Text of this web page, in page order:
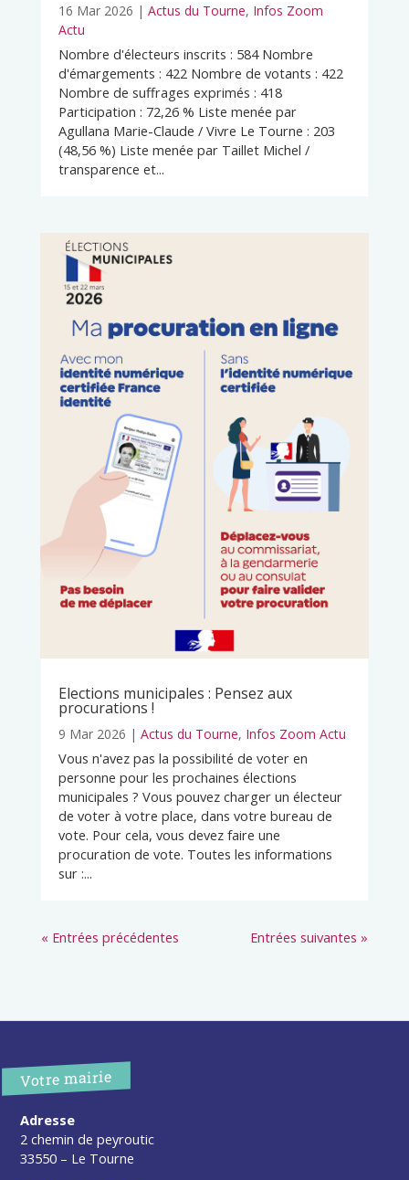
16 Mar 2026 | Actus du Tourne, Infos Zoom
Actu
Nombre d'électeurs inscrits : 584 Nombre
d'émargements : 422 Nombre de votants : 422
Nombre de suffrages exprimés : 418
Participation : 72,26 % Liste menée par
Agullana Marie-Claude / Vivre Le Tourne : 203
(48,56 %) Liste menée par Taillet Michel /
transparence et...
Elections municipales : Pensez aux
procurations !
9 Mar 2026 | Actus du Tourne, Infos Zoom Actu
Vous n'avez pas la possibilité de voter en
personne pour les prochaines élections
municipales ? Vous pouvez charger un électeur
de voter à votre place, dans votre bureau de
vote. Pour cela, vous devez faire une
procuration de vote. Toutes les informations
sur :...
« Entrées précédentes Entrées suivantes »
Votre mairie
Adresse
2 chemin de peyroutic
33550 – Le Tourne